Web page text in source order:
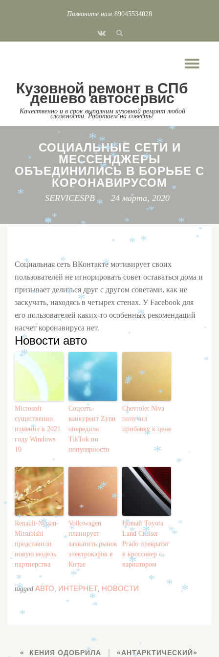
Позвоните нам:89045534028
fa-
Кузовной ремонт в СПб
дешево автосервис
Качественно и в срок выполним кузовной ремонт любой
сложности. Работаем на совесть!
СОЦИАЛЬНЫЕ СЕТИ И
МЕССЕНДЖЕРЫ
ОБЪЕДИНИЛИСЬ В БОРЬБЕ С
КОРОНАВИРУСОМ
SERVICESPB 24 марта, 2020
Социальная сеть ВКонтакте мотивирует своих
пользователей не игнорировать совет оставаться дома и
призывает делиться друг с другом советами, как не
заскучать, находясь в четырех стенах. У Facebook для
его пользователей каких-то особенных рекомендаций
насчет коронавируса нет.
Новости авто
Microsoft
существенно
изменит в 2021
году Windows
10
Соцсеть-
конкурент Zynn
опередила
TikTok по
популярности
Chevrolet Niva
получил
прибавку к цене
Renault-Nissan-
Mitsubishi
представили
новую модель
партнерства
Volkswagen
планирует
захватить рынок
электрокаров в
Китае
Новый Toyota
Land Cruiser
Prado превратят
в кроссовер с
вариатором
tagged АВТО, ИНТЕРНЕТ, НОВОСТИ
КЕНИЯ ОДОБРИЛА
«АНТАРКТИЧЕСКИЙ»
*
*
*
*
*
*
*
*
*
*
*
*
*
*
*
*
*
*
*
*
*
*
*
* *
*
*
*
*
*
*
*
*
*
*
*
*
*
*
*
*
*
*
*
*
*
*
*
*
*
*
*
*
*
*
*
*
*
*
*
*
* *
*
*
*
*
*
*
*
*
*
*
*
*
*
*
*
*
*
*
*
*
*
*
*
*
*
*
*
*
*
*
*
*
*
*
*
*
*
*
*
*
*
*
*
*
*
*
*
*
*
*
*
*
*
*
*
*
*
*
*
*
*
*
*